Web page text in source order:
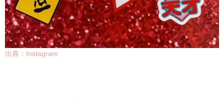
出典：Instagram